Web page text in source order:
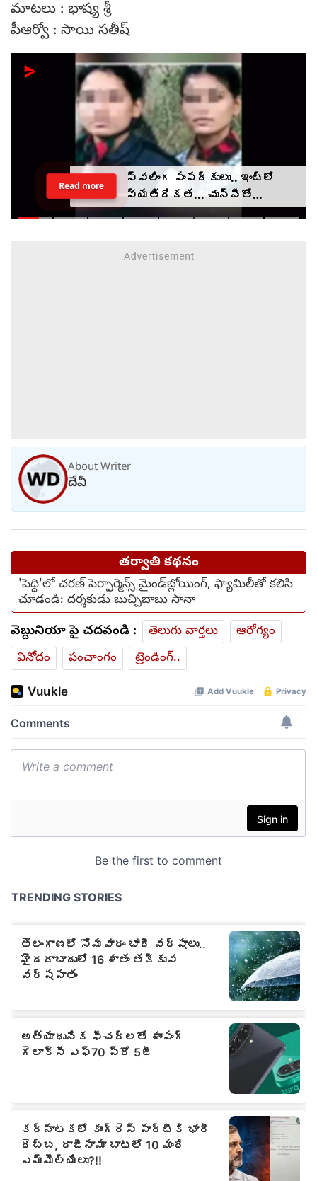
మాటలు : భాష్య శ్రీ
పీఆర్వో : సాయి సతీష్
స్వలింగ సంపర్కులు.. ఇంట్లో
వ్యతిరేకత... చున్నీతో
ఉరేసుకుని ఆత్మహత్య
Read more
About Writer
దేవీ
తర్వాతి కథనం
'పెద్ది'లో చరణ్ పెర్ఫార్మెన్స్ మైండ్‌బ్లోయింగ్‌, ఫ్యామిలీతో కలిసి
చూడండి: దర్శకుడు బుచ్చిబాబు సానా
వెబ్దునియా పై చదవండి : తెలుగు వార్తలు
ఆరోగ్యం
వినోదం
పంచాంగం ట్రెండింగ్..